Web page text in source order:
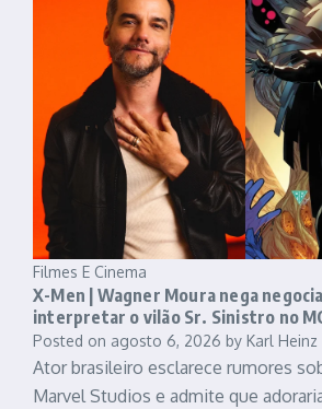
Filmes E Cinema
X-Men | Wagner Moura nega
interpretar o vilão Sr. Sinistro no
Posted on agosto 6, 2026 by Karl Heinz
Ator brasileiro esclarece rumores
Marvel Studios e admite que